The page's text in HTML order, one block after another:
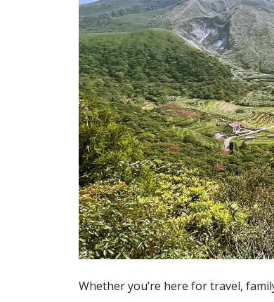
Whether you’re here for travel,